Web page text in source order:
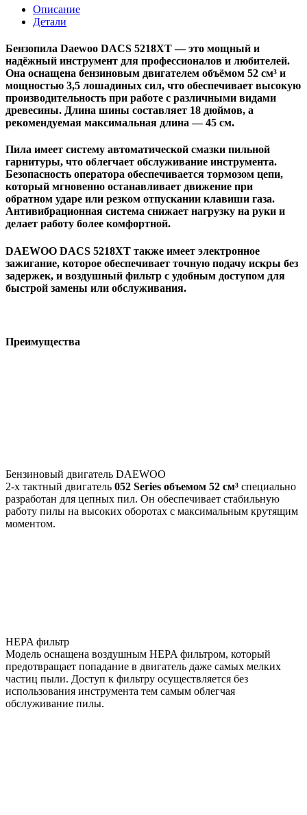
Описание
Детали
Бензопила Daewoo DACS 5218XT — это мощный и
надёжный инструмент для профессионалов и любителей.
Она оснащена бензиновым двигателем объёмом 52 см³ и
мощностью 3,5 лошадиных сил, что обеспечивает высокую
производительность при работе с различными видами
древесины. Длина шины составляет 18 дюймов, а
рекомендуемая максимальная длина — 45 см.
Пила имеет систему автоматической смазки пильной
гарнитуры, что облегчает обслуживание инструмента.
Безопасность оператора обеспечивается тормозом цепи,
который мгновенно останавливает движение при
обратном ударе или резком отпускании клавиши газа.
Антивибрационная система снижает нагрузку на руки и
делает работу более комфортной.
DAEWOO DACS 5218XT также имеет электронное
зажигание, которое обеспечивает точную подачу искры без
задержек, и воздушный фильтр с удобным доступом для
быстрой замены или обслуживания.
Преимущества
Бензиновый двигатель DAEWOO
2-х тактный двигатель 052 Series объемом 52 см³ специально
разработан для цепных пил. Он обеспечивает стабильную
работу пилы на высоких оборотах с максимальным крутящим
моментом.
HEPA фильтр
Модель оснащена воздушным HEPA фильтром, который
предотвращает попадание в двигатель даже самых мелких
частиц пыли. Доступ к фильтру осуществляется без
использования инструмента тем самым облегчая
обслуживание пилы.